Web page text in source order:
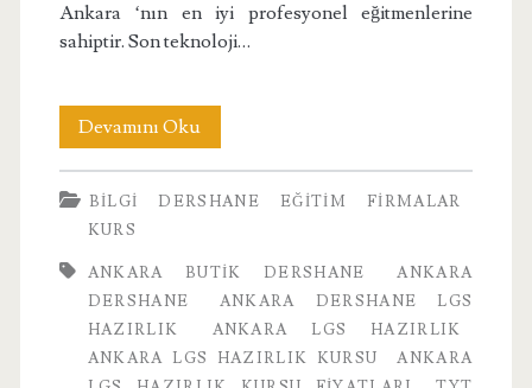
Ankara ‘nın en iyi profesyonel eğitmenlerine
sahiptir. Son teknoloji…
Devamını OkuAnkara
LGS
Hazırlık
BILGI DERSHANE EĞITIM
FIRMALAR
KURS
ANKARA BUTIK DERSHANE
ANKARA
DERSHANE
ANKARA DERSHANE LGS
HAZIRLIK
ANKARA LGS HAZIRLIK
ANKARA LGS HAZIRLIK KURSU
ANKARA